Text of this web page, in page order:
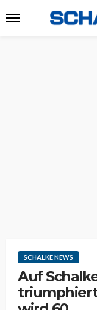
SCHALKE NEWS
Auf